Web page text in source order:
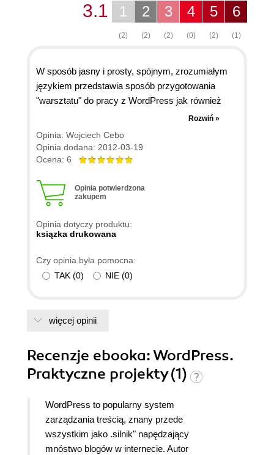
6
(1)
5
(2)
4
(0)
3
(2)
2
(2)
1
(2)
3.1
W sposób jasny i prosty, spójnym, zrozumiałym
językiem przedstawia sposób przygotowania
"warsztatu" do pracy z WordPress jak również
samo uruchomienie, konfigurację i migrację na
docelowy serwer. Jest świetnym przykładem
podręcznika napisanego w sposób jasny i prosty,
zrozumiały tak dla zaawansowanego jak i
Rozwiń »
Opinia: Wojciech Cebo
Opinia dodana: 2012-03-19
Ocena: 6
Opinia potwierdzona
zakupem
Opinia dotyczy produktu:
ksiązka drukowana
Czy opinia była pomocna:
TAK (0) NIE (0)
więcej opinii
Recenzje ebooka: WordPress.
Praktyczne projekty (1)
WordPress to popularny system
zarządzania treścią, znany przede
wszystkim jako .silnik" napędzający
mnóstwo blogów w internecie. Autor